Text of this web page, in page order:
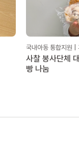
국내아동 통합지원 |
사찰 봉사단체
빵 나눔